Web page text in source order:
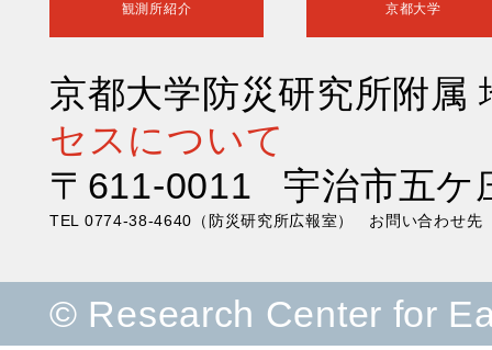
観測所紹介 京都大学
京都大学防災研究所附
セスについて
〒611-0011 宇治市五ケ
TEL 0774-38-4640（防災研究所広報室） お問い合わせ先
© Research Center for